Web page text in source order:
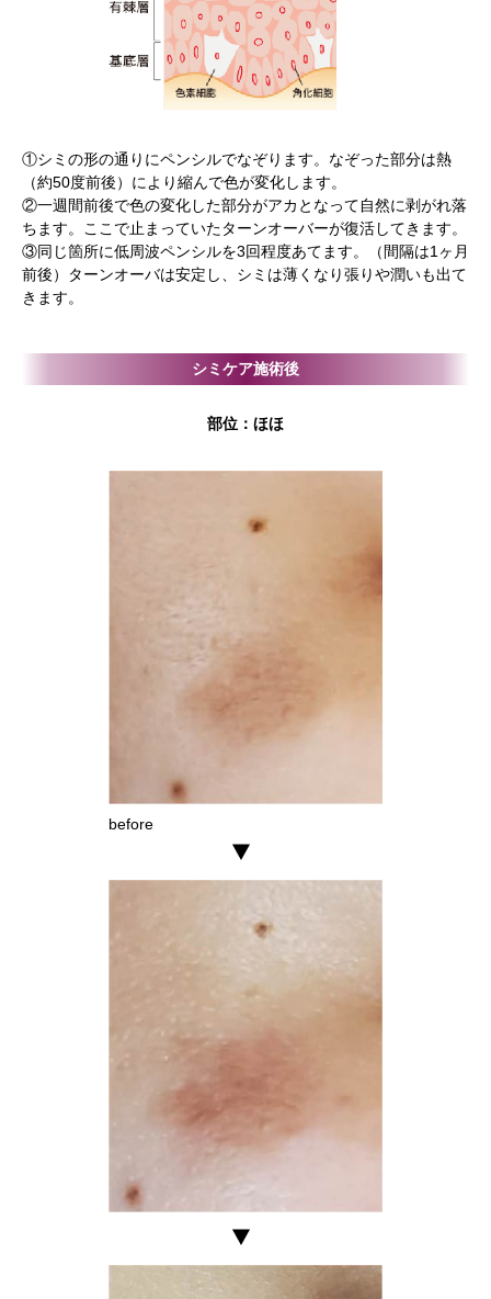
①シミの形の通りにペンシルでなぞります。なぞった部分は熱
（約50度前後）により縮んで色が変化します。
②一週間前後で色の変化した部分がアカとなって自然に剥がれ落
ちます。ここで止まっていたターンオーバーが復活してきます。
③同じ箇所に低周波ペンシルを3回程度あてます。（間隔は1ヶ月
前後）ターンオーバは安定し、シミは薄くなり張りや潤いも出て
きます。
シミケア施術後
部位：ほほ
before